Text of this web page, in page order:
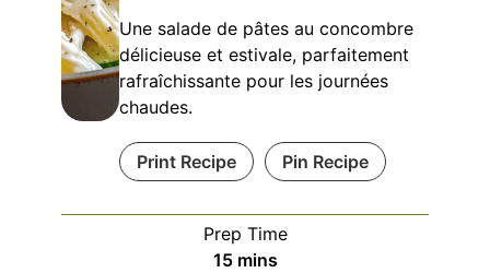
Une salade de pâtes au concombre
délicieuse et estivale, parfaitement
rafraîchissante pour les journées
chaudes.
Print Recipe Pin Recipe
Prep Time
15minutes
mins